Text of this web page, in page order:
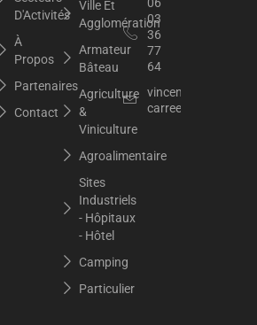
D'Activités
À
Propos
Partenaires
Contact
Ville Et
Agglomération
Armateur
Bâteau
Agriculture
&
Viniculture
Agroalimentaire
Sites
Industriels
- Hôpitaux
- Hôtel
Camping
Particulier
03
36
77
64
carree.org